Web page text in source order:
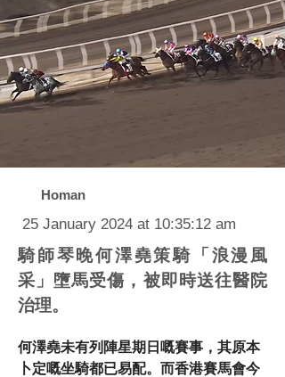
Homan
25 January 2024 at 10:35:12 am
騎師琴晚何澤堯策騎「浪漫風
采」墮馬受傷，被即時送往醫院
治理。
何澤堯未有列陣星期日嘅賽事，其原本
卜定嘅坐騎都已易配。而香港賽馬會今